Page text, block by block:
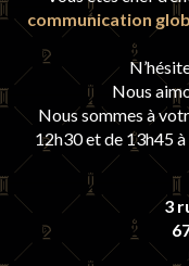
communication
Nous
Nous sommes à
12h30 et de 13h45
3